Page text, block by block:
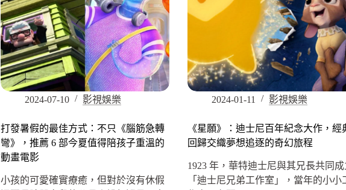
2024-07-10 影視娛樂
打發暑假的最佳方式：不只《腦筋急轉
彎》，推薦 6 部今夏值得陪孩子重溫的
動畫電影
小孩的可愛確實療癒，但對於沒有休假
2024-01-11 影視娛樂
《星願》：迪士尼百年紀念大作，經
回歸交織夢想追逐的奇幻旅程
1923 年，華特迪士尼與其兄長共同成
「迪士尼兄弟工作室」，當年的小小